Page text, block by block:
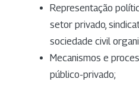
Representação
setor privado,
sociedade civil
Mecanismos e
público-privado;